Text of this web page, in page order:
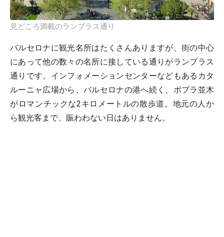
見どころ満載のランブラス通り
バルセロナに観光名所はたくさんありますが、街の中心
にあって他の数々の名所に接している通りがランブラス
通りです。インフォメーションセンターなどもあるカタ
ルーニャ広場から、バルセロナの港へ続く、ポプラ並木
がロマンチックな2キロメートルの散歩道。地元の人か
ら観光客まで、賑わわない日はありません。